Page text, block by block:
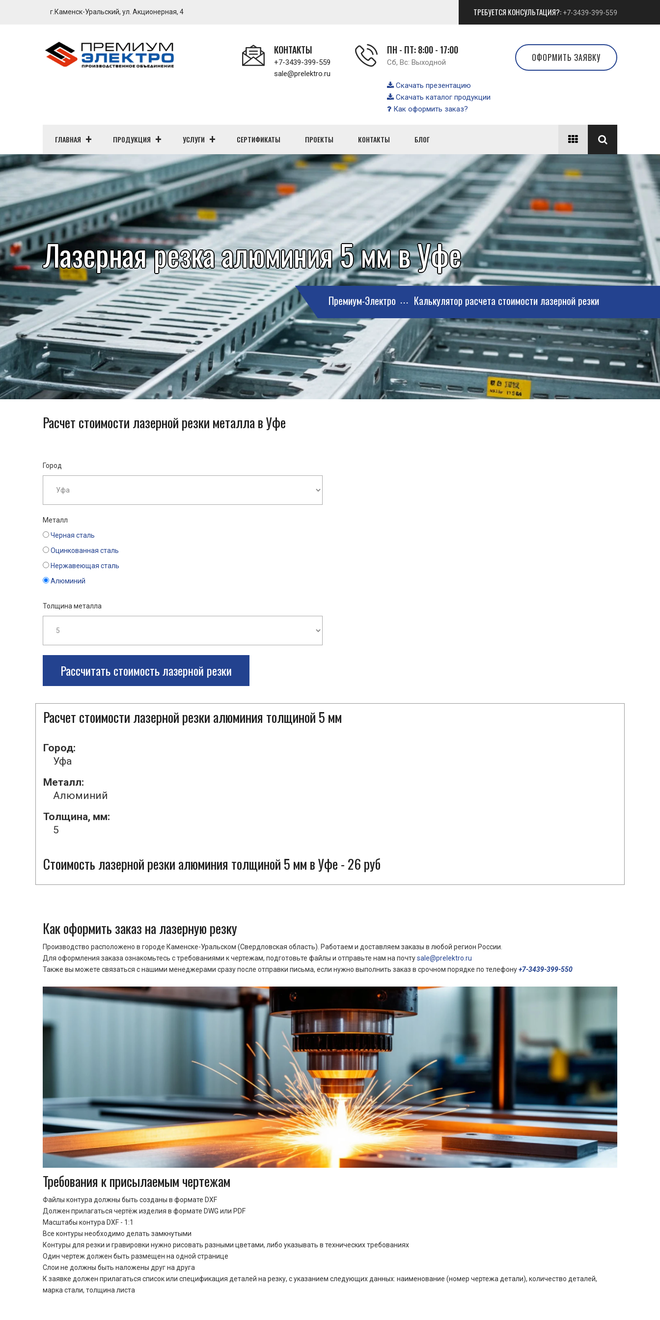
г.Каменск-Уральский, ул. Акционерная, 4 ТРЕБУЕТСЯ КОНСУЛЬТАЦИЯ?: +7-3439-399-559
КОНТАКТЫ
+7-3439-399-559
sale@prelektro.ru
ПН - ПТ: 8:00 - 17:00
Сб, Вс: Выходной
Скачать презентацию
Скачать каталог продукции
Как оформить заказ?
ОФОРМИТЬ ЗАЯВКУ
ГЛАВНАЯ ПРОДУКЦИЯ УСЛУГИ СЕРТИФИКАТЫ ПРОЕКТЫ КОНТАКТЫ БЛОГ
Лазерная резка алюминия 5 мм в Уфе
Премиум-Электро Калькулятор расчета стоимости лазерной резки
Расчет стоимости лазерной резки металла в Уфе
Город
Металл
Черная сталь
Оцинкованная сталь
Нержавеющая сталь
Алюминий
Толщина металла
Рассчитать стоимость лазерной резки
Расчет стоимости лазерной резки алюминия толщиной 5 мм
Город:
Уфа
Металл:
Алюминий
Толщина, мм:
5
Стоимость лазерной резки алюминия толщиной 5 мм в Уфе - 26 руб
Как оформить заказ на лазерную резку
Производство расположено в городе Каменске-Уральском (Свердловская область). Работаем и доставляем заказы в любой регион России.
Для оформления заказа ознакомьтесь с требованиями к чертежам, подготовьте файлы и отправьте нам на почтуsale@prelektro.ru
Также вы можете связаться с нашими менеджерами сразу после отправки письма, если нужно выполнить заказ в срочном порядке по телефону+7-3439-399-550
Требования к присылаемым чертежам
Файлы контура должны быть созданы в формате DXF
Должен прилагаться чертёж изделия в формате DWG или PDF
Масштабы контура DXF - 1:1
Все контуры необходимо делать замкнутыми
Контуры для резки и гравировки нужно рисовать разными цветами, либо указывать в технических требованиях
Один чертеж должен быть размещен на одной странице
Cлои не должны быть наложены друг на друга
К заявке должен прилагаться список или спецификация деталей на резку, с указанием следующих данных: наименование (номер чертежа детали), количество деталей,
марка стали, толщина листа